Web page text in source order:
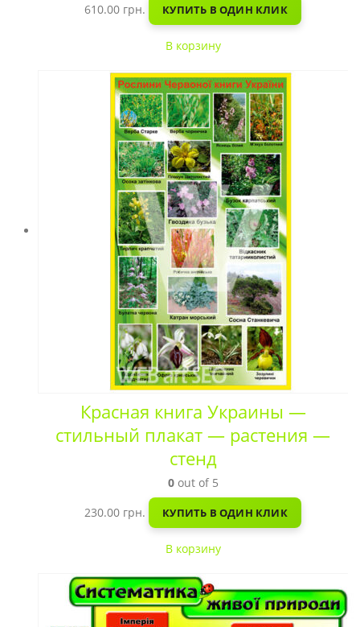
610.00 грн. КУПИТЬ В ОДИН КЛИК
В корзину
Красная книга Украины —
стильный плакат — растения —
стенд
0out of 5
230.00 грн. КУПИТЬ В ОДИН КЛИК
В корзину